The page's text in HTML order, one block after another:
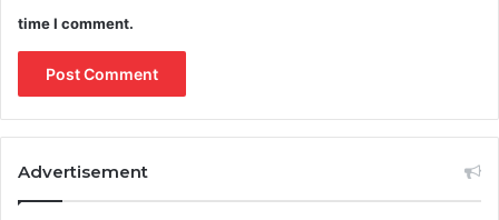
time I comment.
Advertisement